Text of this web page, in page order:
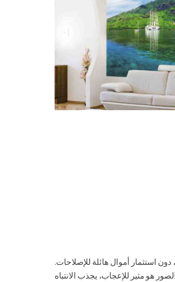
استثمار أموال هائلة للإصلاحات.
هو مثير للإعجاب، يجذب الانتباه